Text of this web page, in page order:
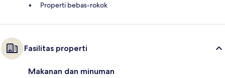
Properti bebas-rokok
Fasilitas properti
Makanan dan minuman